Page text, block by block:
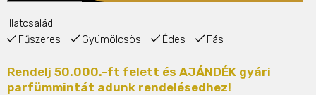
Illatcsalád
Fűszeres Gyümölcsös Édes Fás
Rendelj 50.000.-ft felett és AJÁNDÉK gyári
parfümmintát adunk rendelésedhez!